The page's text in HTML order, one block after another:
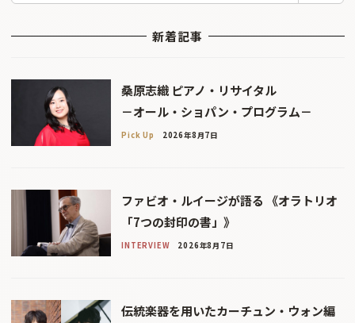
新着記事
桑原志織 ピアノ・リサイタル
－オール・ショパン・プログラム－
Pick Up 2026年8月7日
ファビオ・ルイージが語る 《オラトリオ
「7つの封印の書」》
INTERVIEW 2026年8月7日
伝統楽器を用いたカーチュン・ウォン編